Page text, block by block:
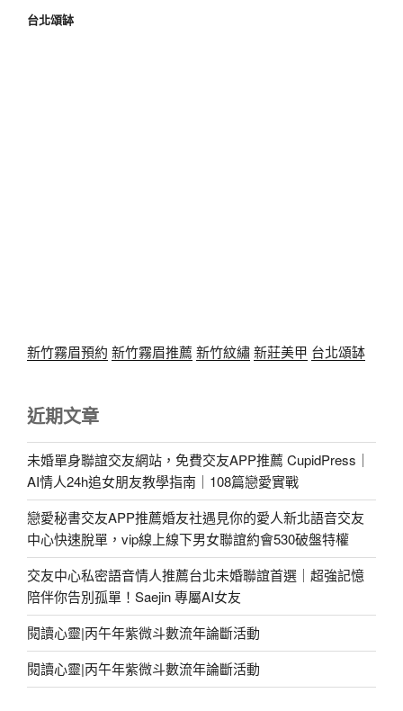
台北頌缽
新竹霧眉預約 新竹霧眉推薦 新竹紋繡新莊美甲 台北頌缽
近期文章
未婚單身聯誼交友網站，免費交友APP推薦 CupidPress｜
AI情人24h追女朋友教學指南｜108篇戀愛實戰
戀愛秘書交友APP推薦婚友社遇見你的愛人新北語音交友
中心快速脫單，vip線上線下男女聯誼約會530破盤特權
交友中心私密語音情人推薦台北未婚聯誼首選｜超強記憶
陪伴你告別孤單！Saejin 專屬AI女友
閱讀心靈|丙午年紫微斗數流年論斷活動
閱讀心靈|丙午年紫微斗數流年論斷活動